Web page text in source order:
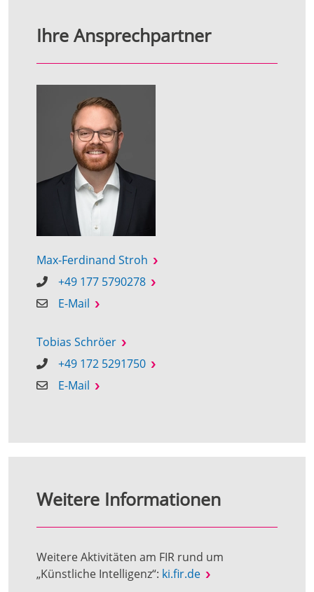
Ihre Ansprechpartner
Max-Ferdinand Stroh
+49 177 5790278
E-Mail
Tobias Schröer
+49 172 5291750
E-Mail
Weitere Informationen
Weitere Aktivitäten am FIR rund um
„Künstliche Intelligenz“: ki.fir.de